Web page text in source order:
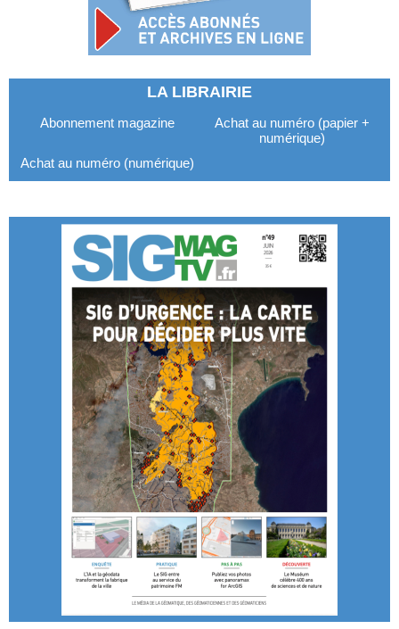
LA LIBRAIRIE
Abonnement magazine
Achat au numéro (papier +
numérique)
Achat au numéro (numérique)